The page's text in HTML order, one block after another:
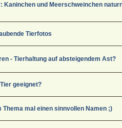
Kaninchen und Meerschweinchen
Tierfotos
- Tierhaltung auf absteigendem Ast?
geeignet?
Thema mal einen sinnvollen Namen ;)